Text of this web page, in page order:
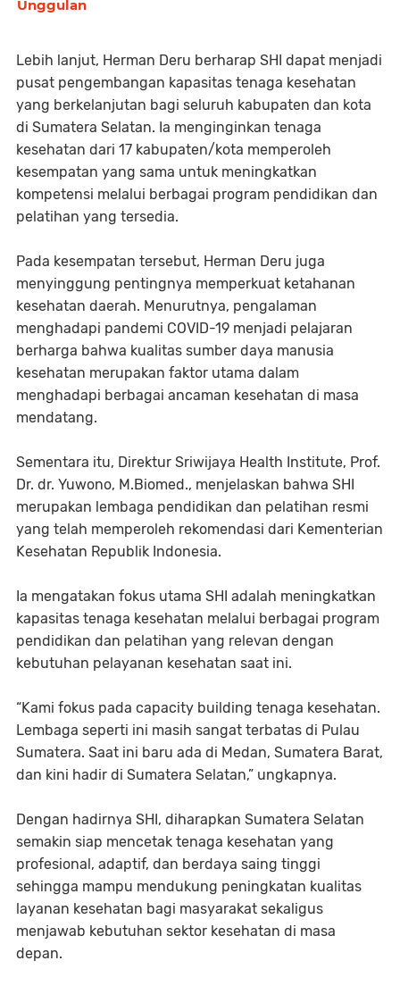
Unggulan
Lebih lanjut, Herman Deru berharap SHI dapat menjadi
pusat pengembangan kapasitas tenaga kesehatan
yang berkelanjutan bagi seluruh kabupaten dan kota
di Sumatera Selatan. Ia menginginkan tenaga
kesehatan dari 17 kabupaten/kota memperoleh
kesempatan yang sama untuk meningkatkan
kompetensi melalui berbagai program pendidikan dan
pelatihan yang tersedia.
Pada kesempatan tersebut, Herman Deru juga
menyinggung pentingnya memperkuat ketahanan
kesehatan daerah. Menurutnya, pengalaman
menghadapi pandemi COVID-19 menjadi pelajaran
berharga bahwa kualitas sumber daya manusia
kesehatan merupakan faktor utama dalam
menghadapi berbagai ancaman kesehatan di masa
mendatang.
Sementara itu, Direktur Sriwijaya Health Institute, Prof.
Dr. dr. Yuwono, M.Biomed., menjelaskan bahwa SHI
merupakan lembaga pendidikan dan pelatihan resmi
yang telah memperoleh rekomendasi dari Kementerian
Kesehatan Republik Indonesia.
Ia mengatakan fokus utama SHI adalah meningkatkan
kapasitas tenaga kesehatan melalui berbagai program
pendidikan dan pelatihan yang relevan dengan
kebutuhan pelayanan kesehatan saat ini.
“Kami fokus pada capacity building tenaga kesehatan.
Lembaga seperti ini masih sangat terbatas di Pulau
Sumatera. Saat ini baru ada di Medan, Sumatera Barat,
dan kini hadir di Sumatera Selatan,” ungkapnya.
Dengan hadirnya SHI, diharapkan Sumatera Selatan
semakin siap mencetak tenaga kesehatan yang
profesional, adaptif, dan berdaya saing tinggi
sehingga mampu mendukung peningkatan kualitas
layanan kesehatan bagi masyarakat sekaligus
menjawab kebutuhan sektor kesehatan di masa
depan.